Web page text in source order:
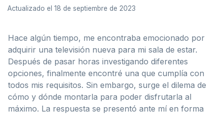
Actualizado el 18 de septiembre de 2023
Hace algún tiempo, me encontraba emocionado por
adquirir una televisión nueva para mi sala de estar.
Después de pasar horas investigando diferentes
opciones, finalmente encontré una que cumplía con
todos mis requisitos. Sin embargo, surge el dilema de
cómo y dónde montarla para poder disfrutarla al
máximo. La respuesta se presentó ante mí en forma